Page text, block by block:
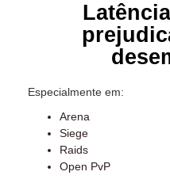
Especialmente em:
Arena
Siege
Raids
Open PvP